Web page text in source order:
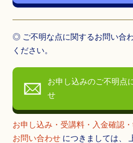
◎ ご不明な点に関するお問い合
ください。
お申し込みのご不明点
せ
お申し込み・受講料・入金確認
お問い合わせ につきましては、